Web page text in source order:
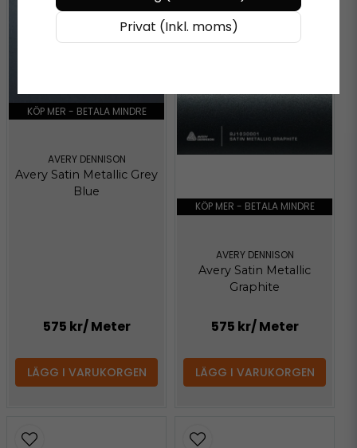
KÖP MER - BETALA MINDRE
AVERY DENNISON
Avery Satin Metallic Grey
Blue
575 kr/ Meter
LÄGG I VARUKORGEN
KÖP MER - BETALA MINDRE
AVERY DENNISON
Avery Satin Metallic
Graphite
575 kr/ Meter
LÄGG I VARUKORGEN
Privat (Inkl. moms)